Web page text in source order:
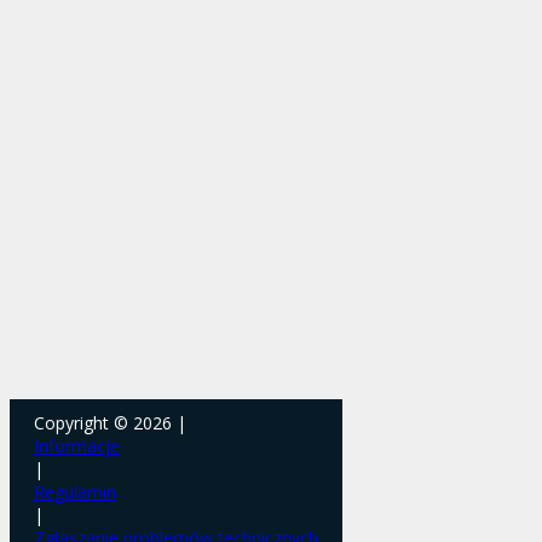
Copyright © 2026 |
Informacje
|
Regulamin
|